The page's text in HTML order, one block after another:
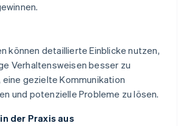
können detaillierte Einblicke nutzen,
Verhaltensweisen besser zu
eine gezielte Kommunikation
und potenzielle Probleme zu lösen.
der Praxis aus